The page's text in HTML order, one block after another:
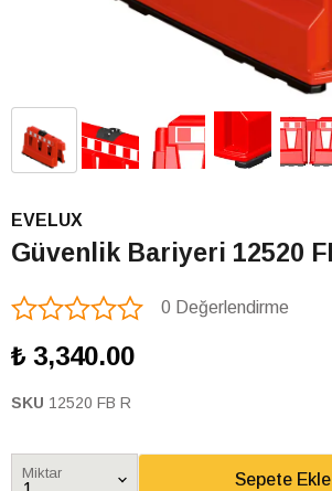
EVELUX
Güvenlik Bariyeri 12520
0 Değerlendirme
₺ 3,340.00
SKU 12520 FB R
Miktar Sepete Ekle